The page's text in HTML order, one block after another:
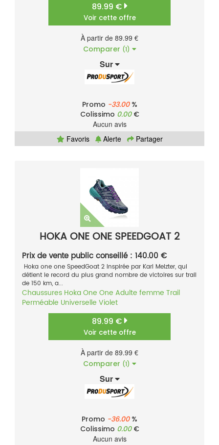
89.99 €
Voir cette offre
À partir de 89.99 €
Comparer (1)
Sur
Promo -33.00%
Colissimo 0.00€
Aucun avis
Favoris
Alerte Partager
HOKA ONE ONE SPEEDGOAT 2
Prix de vente public conseillé : 140.00 €
Hoka one one SpeedGoat 2 Inspirée par Karl Melzter, qui
détient le record du plus grand nombre de victoires sur trail
de 150 km, a...
Chaussures Hoka One One Adulte femme Trail
Perméable Universelle Violet
89.99 €
Voir cette offre
À partir de 89.99 €
Comparer (1)
Sur
Promo -36.00%
Colissimo 0.00€
Aucun avis